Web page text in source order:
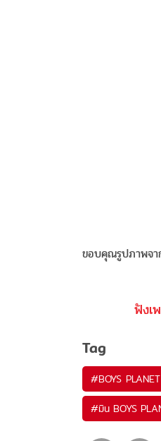
ขอบคุณรูปภาพจ
ฟังเ
Tag
#BOYS PLANET
#มิน BOYS